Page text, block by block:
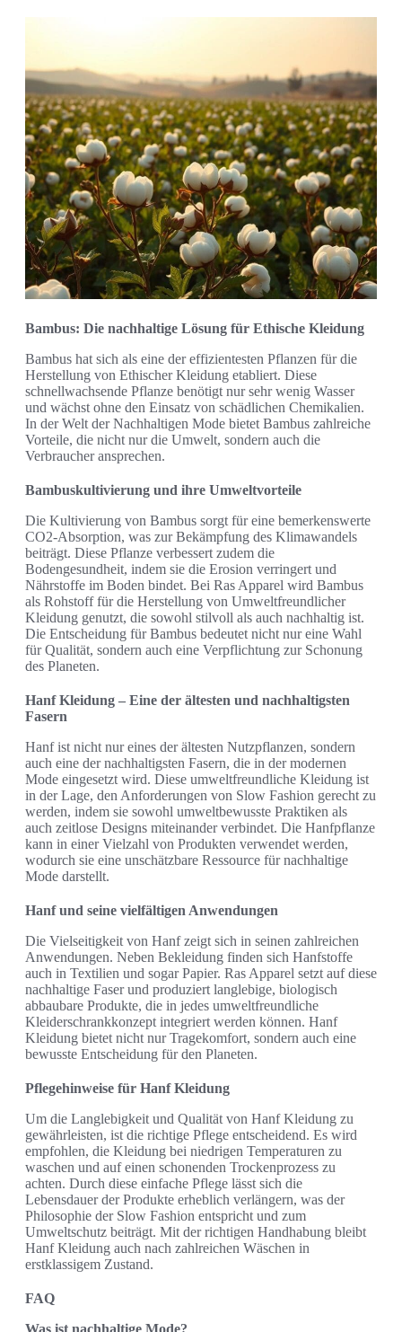
Bambus: Die nachhaltige Lösung für Ethische Kleidung
Bambus hat sich als eine der effizientesten Pflanzen für die
Herstellung von Ethischer Kleidung etabliert. Diese
schnellwachsende Pflanze benötigt nur sehr wenig Wasser
und wächst ohne den Einsatz von schädlichen Chemikalien.
In der Welt der Nachhaltigen Mode bietet Bambus zahlreiche
Vorteile, die nicht nur die Umwelt, sondern auch die
Verbraucher ansprechen.
Bambuskultivierung und ihre Umweltvorteile
Die Kultivierung von Bambus sorgt für eine bemerkenswerte
CO2-Absorption, was zur Bekämpfung des Klimawandels
beiträgt. Diese Pflanze verbessert zudem die
Bodengesundheit, indem sie die Erosion verringert und
Nährstoffe im Boden bindet. Bei Ras Apparel wird Bambus
als Rohstoff für die Herstellung von Umweltfreundlicher
Kleidung genutzt, die sowohl stilvoll als auch nachhaltig ist.
Die Entscheidung für Bambus bedeutet nicht nur eine Wahl
für Qualität, sondern auch eine Verpflichtung zur Schonung
des Planeten.
Hanf Kleidung – Eine der ältesten und nachhaltigsten
Fasern
Hanf ist nicht nur eines der ältesten Nutzpflanzen, sondern
auch eine der nachhaltigsten Fasern, die in der modernen
Mode eingesetzt wird. Diese umweltfreundliche Kleidung ist
in der Lage, den Anforderungen von Slow Fashion gerecht zu
werden, indem sie sowohl umweltbewusste Praktiken als
auch zeitlose Designs miteinander verbindet. Die Hanfpflanze
kann in einer Vielzahl von Produkten verwendet werden,
wodurch sie eine unschätzbare Ressource für nachhaltige
Mode darstellt.
Hanf und seine vielfältigen Anwendungen
Die Vielseitigkeit von Hanf zeigt sich in seinen zahlreichen
Anwendungen. Neben Bekleidung finden sich Hanfstoffe
auch in Textilien und sogar Papier. Ras Apparel setzt auf diese
nachhaltige Faser und produziert langlebige, biologisch
abbaubare Produkte, die in jedes umweltfreundliche
Kleiderschrankkonzept integriert werden können. Hanf
Kleidung bietet nicht nur Tragekomfort, sondern auch eine
bewusste Entscheidung für den Planeten.
Pflegehinweise für Hanf Kleidung
Um die Langlebigkeit und Qualität von Hanf Kleidung zu
gewährleisten, ist die richtige Pflege entscheidend. Es wird
empfohlen, die Kleidung bei niedrigen Temperaturen zu
waschen und auf einen schonenden Trockenprozess zu
achten. Durch diese einfache Pflege lässt sich die
Lebensdauer der Produkte erheblich verlängern, was der
Philosophie der Slow Fashion entspricht und zum
Umweltschutz beiträgt. Mit der richtigen Handhabung bleibt
Hanf Kleidung auch nach zahlreichen Wäschen in
erstklassigem Zustand.
FAQ
Was ist nachhaltige Mode?